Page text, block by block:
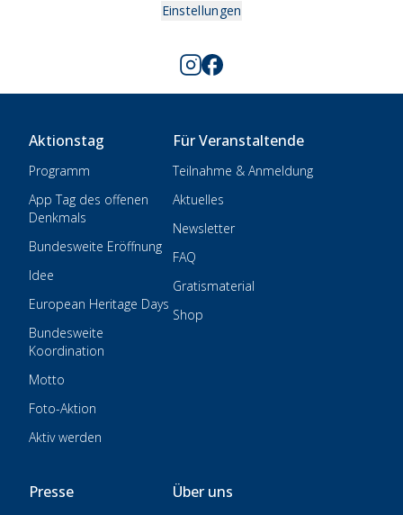
Einstellungen
Aktionstag
Programm
App Tag des offenen
Denkmals
Bundesweite Eröffnung
Idee
European Heritage Days
Bundesweite
Koordination
Motto
Foto-Aktion
Aktiv werden
Für Veranstaltende
Teilnahme & Anmeldung
Aktuelles
Newsletter
FAQ
Gratismaterial
Shop
Presse Über uns